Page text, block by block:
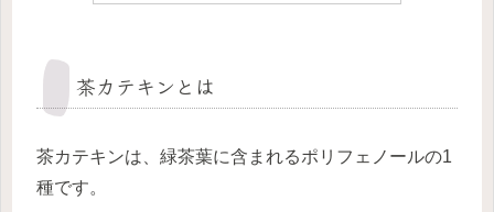
茶カテキンとは
茶カテキンは、緑茶葉に含まれるポリフェノールの1
種です。